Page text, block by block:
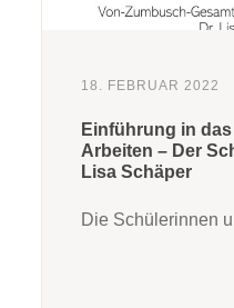
18. FEBRUAR 2022
Einführung in
Arbeiten – Der
Lisa Schäper
Die Schülerinnen